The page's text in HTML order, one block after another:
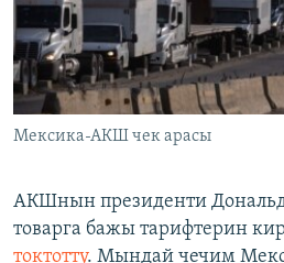
ЭЕ/АРнун бардык сайттары
Мексика-АКШ чек арасы
АКШнын президенти
товарга бажы тарифтерин
токтотту. Мындай чечим